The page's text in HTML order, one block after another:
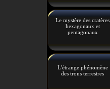
Le mystère des cratères
hexagonaux et
pentagonaux
L'étrange phénomène
des trous terrestres